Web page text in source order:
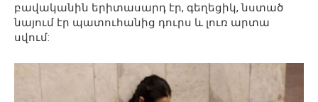
բավականին երիտասարդ էր, գեղեցիկ, նստած
նայում էր պատուհանից դուրս և լուռ արտա
սվում: